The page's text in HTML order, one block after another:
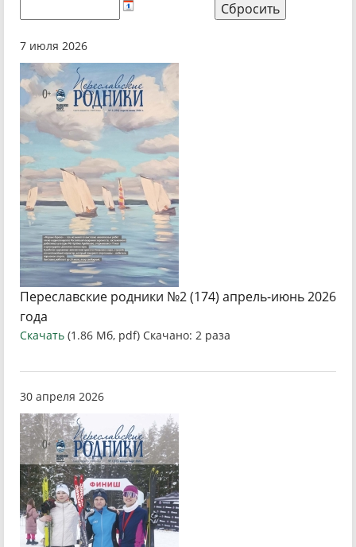
7 июля 2026
Переславские родники №2 (174) апрель-июнь 2026
года
Скачать (1.86 Мб, pdf) Скачано: 2 раза
30 апреля 2026